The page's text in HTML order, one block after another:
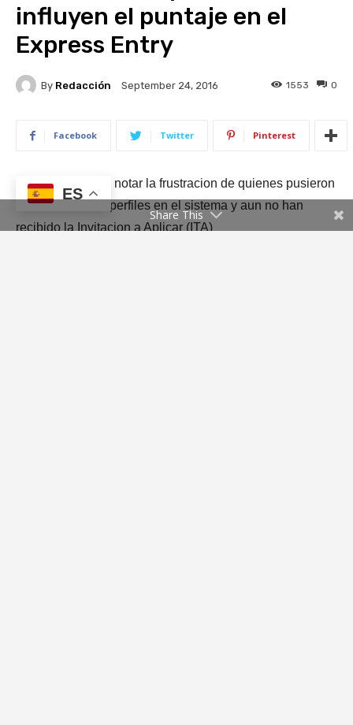
ES
Share This